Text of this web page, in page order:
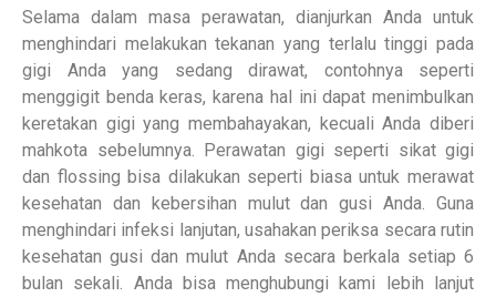
Selama dalam masa perawatan, dianjurkan Anda untuk
menghindari melakukan tekanan yang terlalu tinggi pada
gigi Anda yang sedang dirawat, contohnya seperti
menggigit benda keras, karena hal ini dapat menimbulkan
keretakan gigi yang membahayakan, kecuali Anda diberi
mahkota sebelumnya. Perawatan gigi seperti sikat gigi
dan flossing bisa dilakukan seperti biasa untuk merawat
kesehatan dan kebersihan mulut dan gusi Anda. Guna
menghindari infeksi lanjutan, usahakan periksa secara rutin
kesehatan gusi dan mulut Anda secara berkala setiap 6
bulan sekali. Anda bisa menghubungi kami lebih lanjut